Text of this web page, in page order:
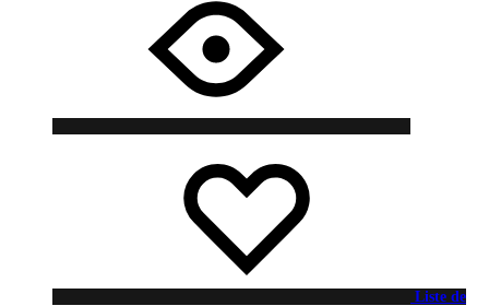
Liste de